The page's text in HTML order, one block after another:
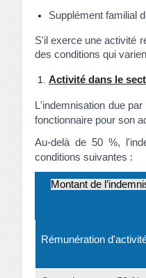
Supplément familial
S'il exerce une activité
des conditions qui
Activité dans le
L'indemnisation due
fonctionnaire pour son
Au-delà de 50 %,
conditions suivantes :
Montant de
Rémunération